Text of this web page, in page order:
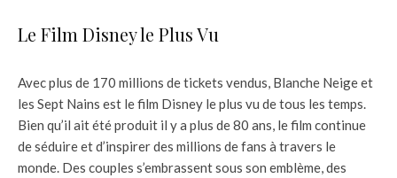
Le Film Disney le Plus Vu
Avec plus de 170 millions de tickets vendus, Blanche Neige et
les Sept Nains est le film Disney le plus vu de tous les temps.
Bien qu’il ait été produit il y a plus de 80 ans, le film continue
de séduire et d’inspirer des millions de fans à travers le
monde. Des couples s’embrassent sous son emblème, des